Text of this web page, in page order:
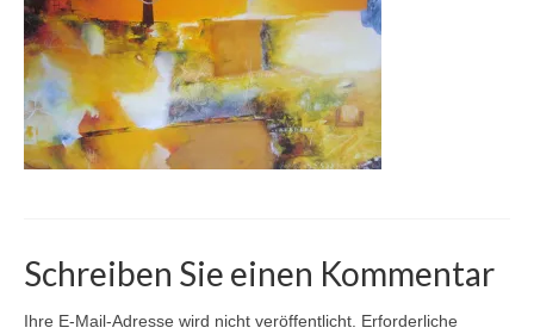
Karte
Kontakt | Impressum
Newsletter
Schreiben Sie einen Kommentar
Ihre E-Mail-Adresse wird nicht veröffentlicht. Erforderliche